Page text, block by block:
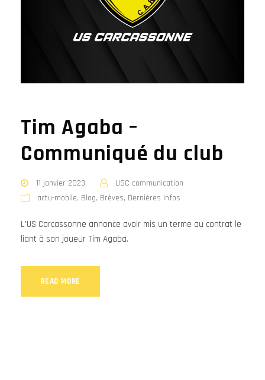
Tim Agaba –
Communiqué du club
11 janvier 2023
USC communication
actu-mobile, Blog, Brèves, Dernières infos
L'US Carcassonne annonce avoir mis un terme au contrat le
liant à son joueur Tim Agaba.
READ MORE